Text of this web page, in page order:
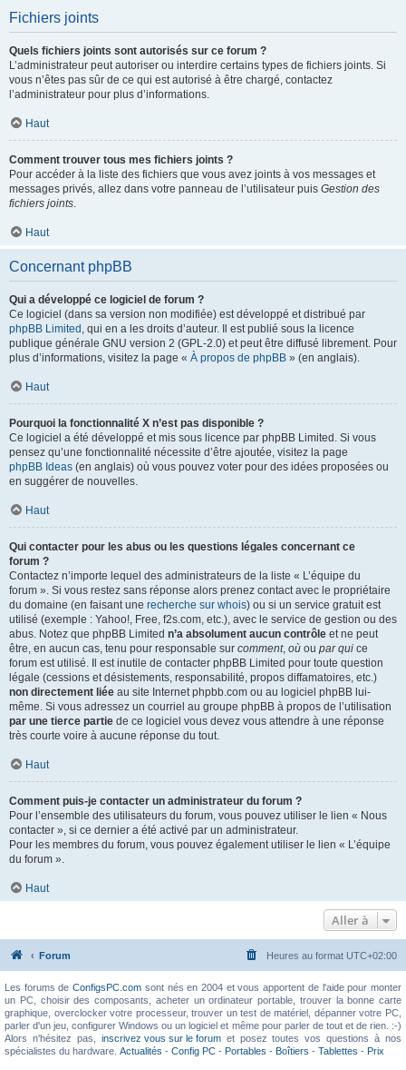
Fichiers joints
Quels fichiers joints sont autorisés sur ce forum ?
L’administrateur peut autoriser ou interdire certains types de fichiers joints. Si
vous n’êtes pas sûr de ce qui est autorisé à être chargé, contactez
l’administrateur pour plus d’informations.
Haut
Comment trouver tous mes fichiers joints ?
Pour accéder à la liste des fichiers que vous avez joints à vos messages et
messages privés, allez dans votre panneau de l’utilisateur puis Gestion des
fichiers joints.
Haut
Concernant phpBB
Qui a développé ce logiciel de forum ?
Ce logiciel (dans sa version non modifiée) est développé et distribué par
phpBB Limited , qui en a les droits d’auteur. Il est publié sous la licence
publique générale GNU version 2 (GPL-2.0) et peut être diffusé librement. Pour
plus d’informations, visitez la page « À propos de phpBB » (en anglais).
Haut
Pourquoi la fonctionnalité X n’est pas disponible ?
Ce logiciel a été développé et mis sous licence par phpBB Limited. Si vous
pensez qu’une fonctionnalité nécessite d’être ajoutée, visitez la page
phpBB Ideas (en anglais) où vous pouvez voter pour des idées proposées ou
en suggérer de nouvelles.
Haut
Qui contacter pour les abus ou les questions légales concernant ce
forum ?
Contactez n’importe lequel des administrateurs de la liste « L’équipe du
forum ». Si vous restez sans réponse alors prenez contact avec le propriétaire
du domaine (en faisant une recherche sur whois) ou si un service gratuit est
utilisé (exemple : Yahoo!, Free, f2s.com, etc.), avec le service de gestion ou des
abus. Notez que phpBB Limited n’a absolument aucun contrôle et ne peut
être, en aucun cas, tenu pour responsable sur comment, où ou par qui ce
forum est utilisé. Il est inutile de contacter phpBB Limited pour toute question
légale (cessions et désistements, responsabilité, propos diffamatoires, etc.)
non directement liée au site Internet phpbb.com ou au logiciel phpBB lui-
même. Si vous adressez un courriel au groupe phpBB à propos de l’utilisation
par une tierce partie de ce logiciel vous devez vous attendre à une réponse
très courte voire à aucune réponse du tout.
Haut
Comment puis-je contacter un administrateur du forum ?
Pour l’ensemble des utilisateurs du forum, vous pouvez utiliser le lien « Nous
contacter », si ce dernier a été activé par un administrateur.
Pour les membres du forum, vous pouvez également utiliser le lien « L’équipe
du forum ».
Haut
Aller à
Forum Heures au format UTC+02:00
Les forums deConfigsPC.com sont nés en 2004 et vous apportent de l'aide pour monter
un PC, choisir des composants, acheter un ordinateur portable, trouver la bonne carte
graphique, overclocker votre processeur, trouver un test de matériel, dépanner votre PC,
parler d'un jeu, configurer Windows ou un logiciel et même pour parler de tout et de rien. :-)
Alors n'hésitez pas, inscrivez vous sur le forumet posez toutes vos questions à nos
spécialistes du hardware. Actualités - Config PC - Portables - Boîtiers - Tablettes - Prix